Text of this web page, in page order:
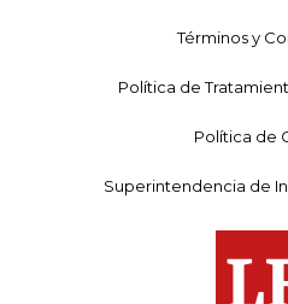
Términos y
Política de
Política de
Superintendencia de